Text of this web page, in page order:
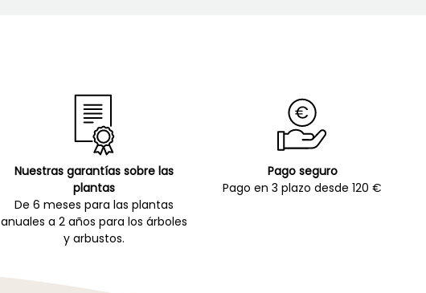
Nuestras garantías sobre las
plantas
De 6 meses para las plantas
anuales a 2 años para los árboles
y arbustos.
Pago seguro
Pago en 3 plazo desde 120 €